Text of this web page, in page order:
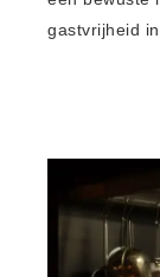
gastvrijheid in